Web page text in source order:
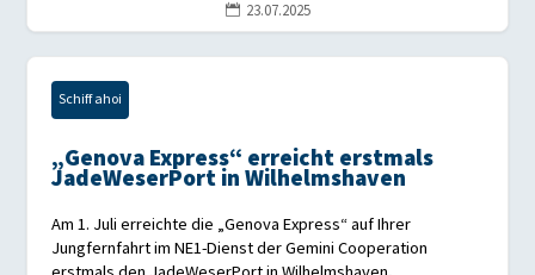
 23.07.2025
Schiff ahoi
„Genova Express“ erreicht erstmals
JadeWeserPort in Wilhelmshaven
Am 1. Juli erreichte die „Genova Express“ auf Ihrer
Jungfernfahrt im NE1-Dienst der Gemini Cooperation